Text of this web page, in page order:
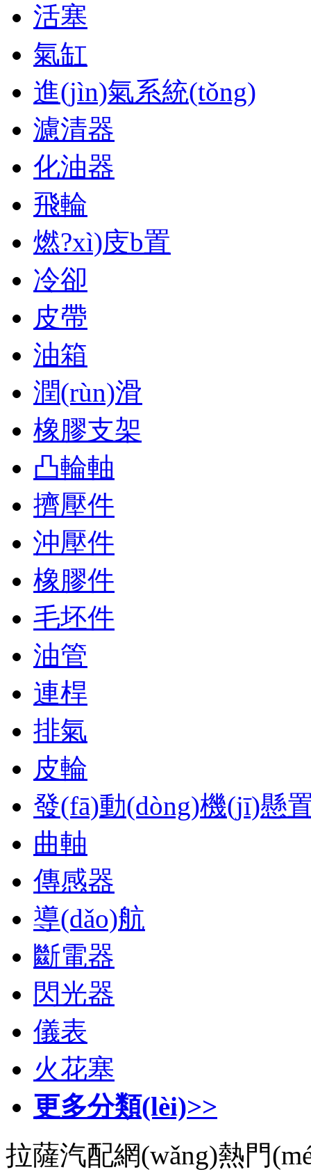
活塞
氣缸
進(jìn)氣系統(tǒng)
濾清器
化油器
飛輪
燃?xì)庋b置
冷卻
皮帶
油箱
潤(rùn)滑
橡膠支架
凸輪軸
擠壓件
沖壓件
橡膠件
毛坯件
油管
連桿
排氣
皮輪
發(fā)動(dòng)機(jī)懸
曲軸
傳感器
導(dǎo)航
斷電器
閃光器
儀表
火花塞
更多分類(lèi)>>
拉薩汽配網(wǎng)熱門